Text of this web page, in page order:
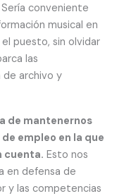
conveniente
musical en
puesto, sin olvidar
las
archivo y
de mantenernos
empleo en la que
cuenta. Esto nos
en defensa de
y las competencias